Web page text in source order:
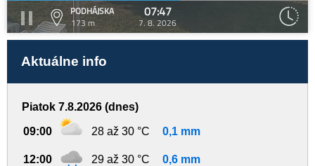
PODHÁJSKA
173 m
07:47
7. 8. 2026
Aktuálne info
Piatok 7.8.2026 (dnes)
09:00 28 až 30 °C 0,1 mm
12:00 29 až 30 °C 0,6 mm